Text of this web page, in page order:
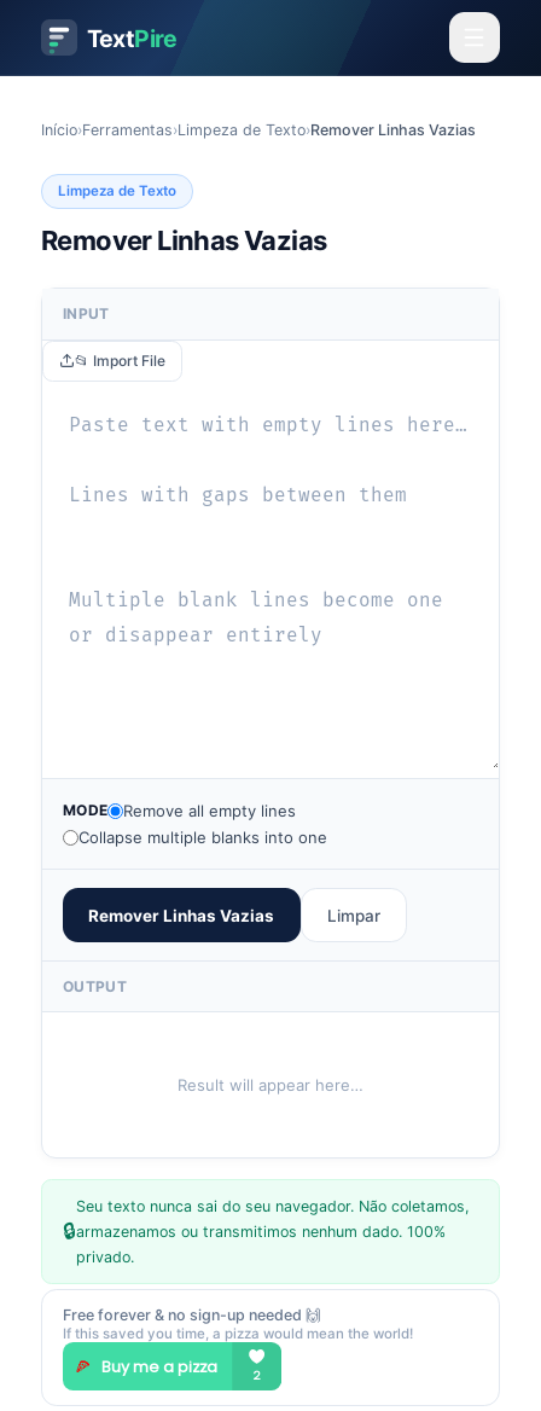
TextPire
Início›Ferramentas›Limpeza de Texto›Remover Linhas Vazias
Limpeza de Texto
Remover Linhas Vazias
INPUT
📂 Import File
MODE
Remove all empty lines
Collapse multiple blanks into one
Remover Linhas Vazias Limpar
OUTPUT
Result will appear here…
🔒
Seu texto nunca sai do seu navegador. Não coletamos,
armazenamos ou transmitimos nenhum dado. 100%
privado.
Free forever & no sign-up needed 🙌
If this saved you time, a pizza would mean the world!